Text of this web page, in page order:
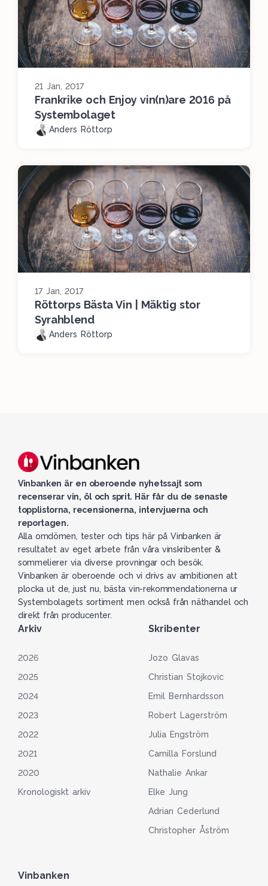
21 Jan, 2017
Frankrike och Enjoy vin(n)are 2016 på
Systembolaget
Anders Röttorp
17 Jan, 2017
Röttorps Bästa Vin | Mäktig stor
Syrahblend
Anders Röttorp
Vinbanken är en oberoende nyhetssajt som
recenserar vin, öl och sprit. Här får du de senaste
topplistorna, recensionerna, intervjuerna och
reportagen.
Alla omdömen, tester och tips här på Vinbanken är
resultatet av eget arbete från våra vinskribenter &
sommelierer via diverse provningar och besök.
Vinbanken är oberoende och vi drivs av ambitionen att
plocka ut de, just nu, bästa vin-rekommendationerna ur
Systembolagets sortiment men också från näthandel och
direkt från producenter.
Arkiv
2026
2025
2024
2023
2022
2021
2020
Kronologiskt arkiv
Skribenter
Jozo Glavas
Christian Stojkovic
Emil Bernhardsson
Robert Lagerström
Julia Engström
Camilla Forslund
Nathalie Ankar
Elke Jung
Adrian Cederlund
Christopher Åström
Vinbanken